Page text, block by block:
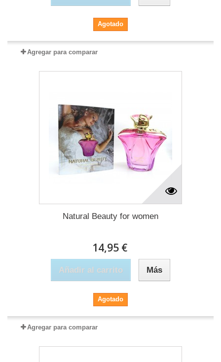
Agotado
Agregar para comparar
Natural Beauty for women
14,95 €
Añadir al carrito Más
Agotado
Agregar para comparar